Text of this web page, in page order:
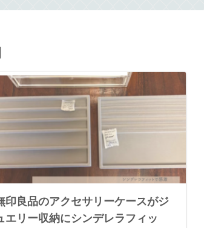
印良品のアクセサリーケースがジ
エリー収納にシンデレラフィッ